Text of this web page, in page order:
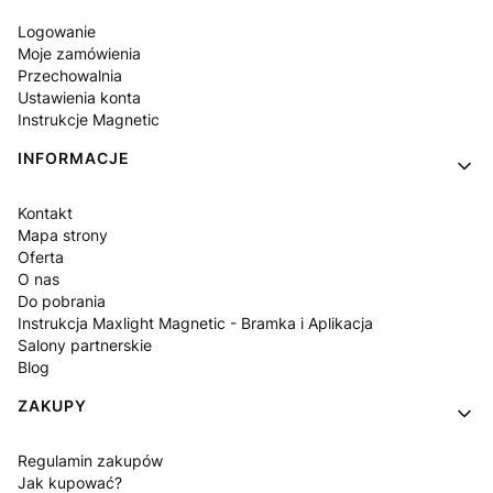
Logowanie
Moje zamówienia
Przechowalnia
Ustawienia konta
Instrukcje Magnetic
INFORMACJE
Kontakt
Mapa strony
Oferta
O nas
Do pobrania
Instrukcja Maxlight Magnetic - Bramka i Aplikacja
Salony partnerskie
Blog
ZAKUPY
Regulamin zakupów
Jak kupować?